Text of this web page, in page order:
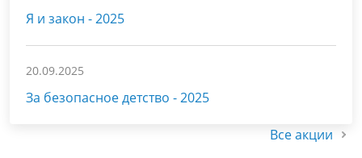
Я и закон - 2025
20.09.2025
За безопасное детство - 2025
Все акции